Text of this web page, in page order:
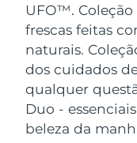
UFO™.
frescas feitas
naturais.
dos cuidados
qualquer
Duo -
beleza da